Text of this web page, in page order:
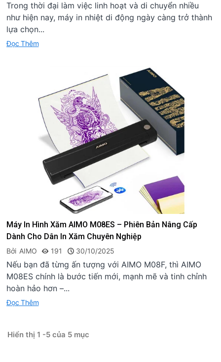
Trong thời đại làm việc linh hoạt và di chuyển nhiều
như hiện nay, máy in nhiệt di động ngày càng trở thành
lựa chọn...
Đọc Thêm
Máy In Hình Xăm AIMO M08ES – Phiên Bản Nâng Cấp
Dành Cho Dân In Xăm Chuyên Nghiệp
Bởi AIMO 191 30/10/2025
Nếu bạn đã từng ấn tượng với AIMO M08F, thì AIMO
M08ES chính là bước tiến mới, mạnh mẽ và tinh chỉnh
hoàn hảo hơn –...
Đọc Thêm
Hiển thị 1 -5 của 5 mục